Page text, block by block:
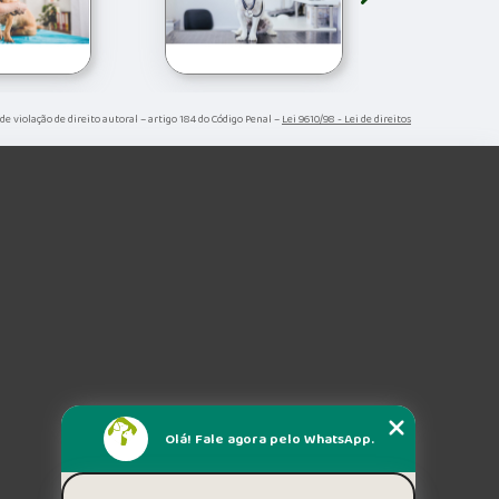
violação de direito autoral – artigo 184 do Código Penal –Lei 9610/98 - Lei de direitos
Olá! Fale agora pelo WhatsApp.